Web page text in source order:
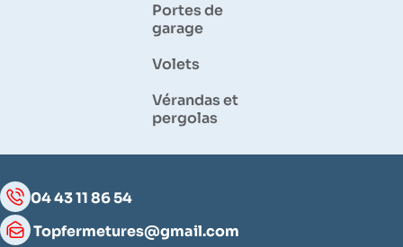
Portes de
garage
Volets
Vérandas et
pergolas
04 43 11 86 54
Topfermetures@gmail.com